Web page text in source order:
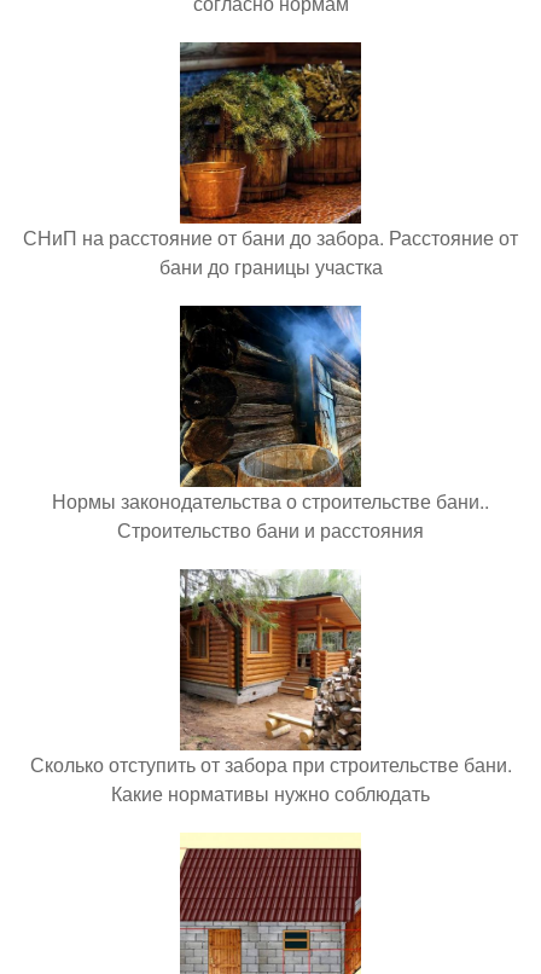
СНиП на расстояние от бани до забора. Расстояние от
бани до границы участка
Нормы законодательства о строительстве бани..
Строительство бани и расстояния
Сколько отступить от забора при строительстве бани.
Какие нормативы нужно соблюдать